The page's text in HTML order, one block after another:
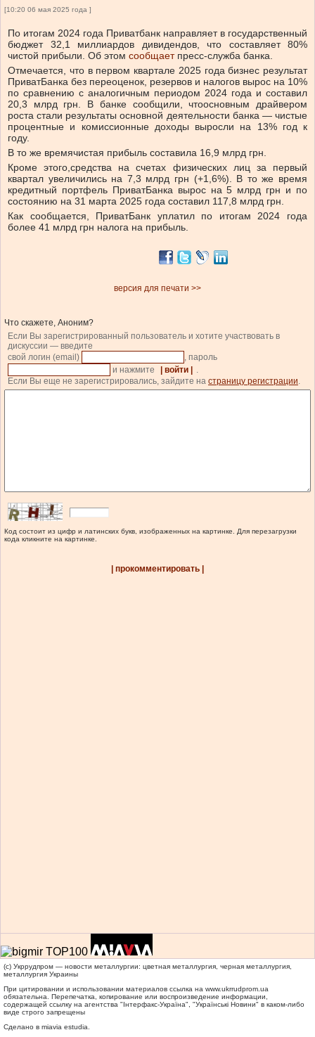
[10:20 06 мая 2025 года ]
По итогам 2024 года Приватбанк направляетв государственный
бюджет 32,1 миллиардов дивидендов, что составляет 80%
чистой прибыли. Об этом сообщаетпресс-служба банка.
Отмечается, что в первом квартале 2025 года бизнес результат
ПриватБанка без переоценок, резервов и налогов вырос на 10%
по сравнению с аналогичным периодом 2024 года и составил
20,3 млрд грн. В банке сообщили, чтоосновным драйвером
роста стали результаты основной деятельности банка — чистые
процентные и комиссионные доходы выросли на 13% год к
году.
В то же времячистая прибыль составила 16,9 млрд грн.
Кроме этого,средства на счетах физических лиц за первый
квартал увеличились на 7,3 млрд грн (+1,6%). В то же время
кредитный портфель ПриватБанка вырос на 5 млрд грн и по
состоянию на 31 марта 2025 года составил 117,8 млрд грн.
Как сообщается,
ПриватБанк уплатил по итогам 2024 года
более 41 млрд грн налога на прибыль.
версия для печати >>
Что скажете, Аноним?
Если Вы зарегистрированный пользователь и хотите участвовать в
дискуссии — введите
свой логин (email)
, пароль
и нажмите
| войти |
.
Если Вы еще не зарегистрировались, зайдите на страницу регистрации.
Код состоит из цифр и латинских букв, изображенных на картинке. Для перезагрузки
кода кликните на картинке.
| прокомментировать |
(c) Укррудпром — новости металлургии: цветная металлургия, черная металлургия,
металлургия Украины
При цитировании и использовании материалов ссылка на www.ukrrudprom.ua
обязательна. Перепечатка, копирование или воспроизведение информации,
содержащей ссылку на агентства "Iнтерфакс-Україна", "Українськi Новини" в каком-либо
виде строго запрещены
Сделано в miavia estudia.